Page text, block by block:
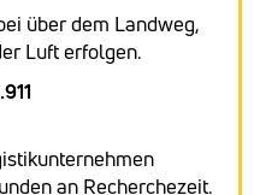
über dem Landweg,
Luft erfolgen.
an Recherchezeit.